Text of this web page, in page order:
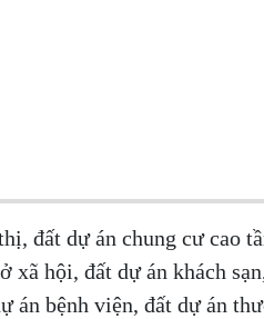
đất dự án chung cư cao
xã hội, đất dự án khách
án bệnh viện, đất dự án